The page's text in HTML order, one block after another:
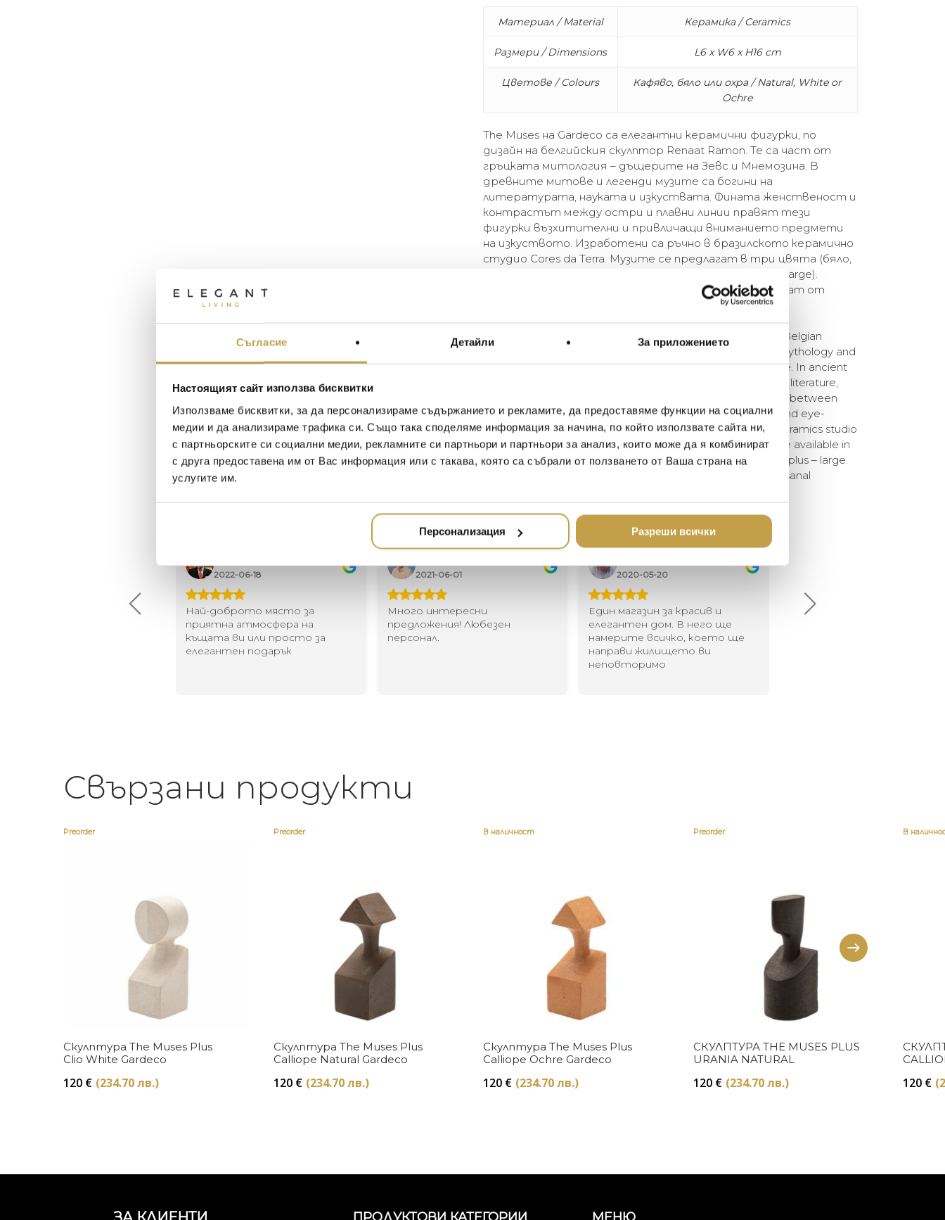
Съгласие Детайли За приложението
Настоящият сайт използва бисквитки
Използваме бисквитки, за да персонализираме съдържанието и рекламите, да предоставяме функции на социални
медии и да анализираме трафика си. Също така споделяме информация за начина, по който използвате сайта ни,
с партньорските си социални медии, рекламните си партньори и партньори за анализ, които може да я комбинират
с друга предоставена им от Вас информация или с такава, която са събрали от ползването от Ваша страна на
услугите им.
Персонализация Разреши всички
Материал / Material Керамика / Ceramics
Размери / Dimensions L6 x W6 x H16 cm
Цветове / Colours
Кафяво, бяло или охра / Natural, White or
Ochre
The Muses на Gardeco са елегантни керамични фигурки, по
дизайн на белгийския скулптор Renaat Ramon. Те са част от
гръцката митология – дъщерите на Зевс и Мнемозина. В
древните митове и легенди музите са богини на
литературата, науката и изкуствата. Фината женственост и
контрастът между остри и плавни линии правят тези
фигурки възхитителни и привличащи вниманието предмети
на изкуството. Изработени са ръчно в бразилското керамично
студио Cores da Terra. Музите се предлагат в три цвята (бяло,
охра и естествена глина) и три размера (small, plus, large).
Разликите в цвета и размера са естествен резултат от
The Muses are elegant ceramic figurines designed by the Belgian
sculptor Renaat Ramon. They are characters from Greek mythology and
represent the daughters of the gods Zeus and Mnemosyne. In ancient
tales, the Muses are regarded as inspirational goddesses of literature,
science and the arts. The subtle femininity and the contrast between
sharp and smooth lines make these figurines enrapturing and eye-
catching art objects. They are handmade in the Brazilian ceramics studio
Cores da Terra. The Muses are coloured in the mass and are available in
white, ochre and natural clay colour and three sizes: small – plus – large.
Differences in colour and size are a natural result of the artisanal
2021-06-01
Много интересни
предложения! Любезен
персонал.
2020-05-20
Един магазин за красив и
елегантен дом. В него ще
намерите всичко, което ще
2018-08-10
Най-доброто място в града
за домашен декор - уникално и
стилно
Хареса ми
Свързани продукти
Preorder
Купи
Скулптура The Muses Plus
Clio White Gardeco
120 € (234.70 лв.)
Preorder
Купи
Скулптура The Muses Plus
Calliope Natural Gardeco
120 € (234.70 лв.)
В наличност
Купи
Скулптура The Muses Plus
Calliope Ochre Gardeco
120 € (234.70 лв.)
Preorder
Купи
СКУЛПТУРА THE MUSES PLUS
URANIA NATURAL
120 € (234.70 лв.)
В
120 €
ПРОДУКТОВИ КАТЕГОРИИ МЕНЮ